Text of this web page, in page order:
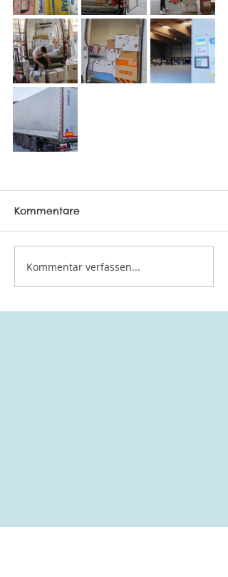
Kommentare
Kommentar verfassen...